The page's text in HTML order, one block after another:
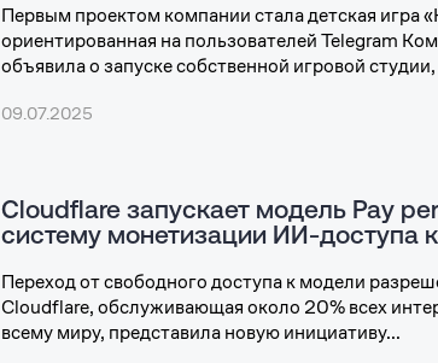
Первым проектом компании стала детская игра
ориентированная на пользователей Telegram
объявила о запуске собственной игровой студии,
09.07.2025
Cloudflare запускает модель Pay
систему монетизации ИИ-доступа к
Переход от свободного доступа к модели
Cloudflare, обслуживающая около 20% всех
всему миру, представила новую инициативу...